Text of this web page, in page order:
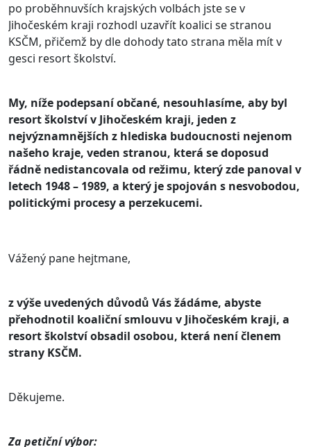
po proběhnuvších krajských volbách jste se v
Jihočeském kraji rozhodl uzavřít koalici se stranou
KSČM, přičemž by dle dohody tato strana měla mít v
gesci resort školství.
My, níže podepsaní občané, nesouhlasíme, aby byl
resort školství v Jihočeském kraji, jeden z
nejvýznamnějších z hlediska budoucnosti nejenom
našeho kraje, veden stranou, která se doposud
řádně nedistancovala od režimu, který zde panoval v
letech 1948 – 1989, a který je spojován s nesvobodou,
politickými procesy a perzekucemi.
Vážený pane hejtmane,
z výše uvedených důvodů Vás žádáme, abyste
přehodnotil koaliční smlouvu v Jihočeském kraji, a
resort školství obsadil osobou, která není členem
strany KSČM.
Děkujeme.
Za petiční výbor: